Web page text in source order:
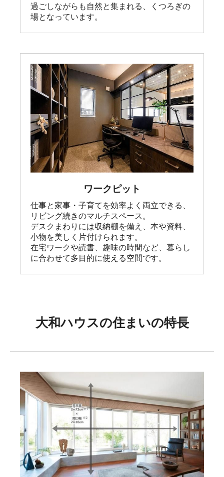
過ごしながらも自然と集まれる、くつろぎの
場となっています。
ワークピット
仕事と家事・子育てを効率よく両立できる、
リビング続きのマルチスペース。
デスクまわりには収納棚を備え、本や資料、
小物を美しく片付けられます。
在宅ワークや読書、趣味の時間など、暮らし
に合わせて多目的に使える空間です。
大和ハウスの住まいの特長